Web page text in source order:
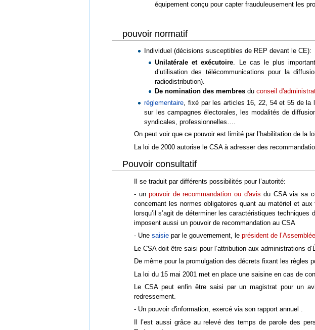
équipement conçu pour capter frauduleusement les
pouvoir normatif
Individuel (décisions susceptibles de REP devant le CE):
Unilatérale et exécutoire. Le cas le plus important
d’utilisation des télécommunications pour la
radiodistribution).
De nomination des membresdu conseil
réglementaire, fixé par les articles 16, 22, 54 et 55 de la
sur les campagnes électorales, les modalités de
syndicales, professionnelles….
On peut voir que ce pouvoir est limité par l’habilitation de la
La loi de 2000 autorise le CSA à adresser des
Pouvoir consultatif
Il se traduit par différents possibilités pour l’autorité:
- unpouvoir de recommandation ou d'avis du CSA via sa
concernant les normes obligatoires quant au matériel et
lorsqu’il s’agit de déterminer les caractéristiques
imposent aussi un pouvoir de recommandation au CSA
- Une saisie par le gouvernement, le président de
Le CSA doit être saisi pour l’attribution aux administrations
De même pour la promulgation des décrets fixant les règles
La loi du 15 mai 2001 met en place une saisine en cas de
Le CSA peut enfin être saisi par un magistrat pour un
redressement.
- Un pouvoir d'information, exercé via son rapport annuel .
Il l’est aussi grâce au relevé des temps de parole des